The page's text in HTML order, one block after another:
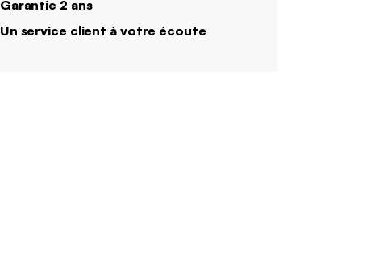
Garantie 2 ans
Un service client à votre écoute